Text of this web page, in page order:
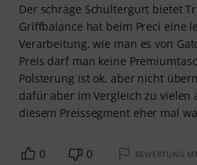
Der schräge Schultergurt bietet
Griffbalance hat beim Preci eine
Verarbeitung, wie man es von
Preis darf man keine
Polsterung ist ok, aber nicht
dafür aber im Vergleich zu vielen
diesem Preissegment eher mal
0 0 BEWERTUNG